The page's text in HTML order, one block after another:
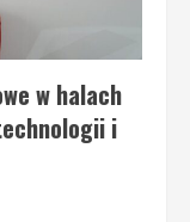
w halach
i